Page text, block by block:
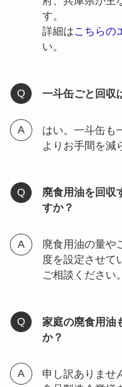
す。
詳細はこちらの
い。
一斗缶ごと回収
はい。一斗缶も
よりお手間を減
廃食用油を回収
すか？
廃食用油の量や
度を設定させて
ご相談ください。
家庭の廃食用油
か？
申し訳ありませ